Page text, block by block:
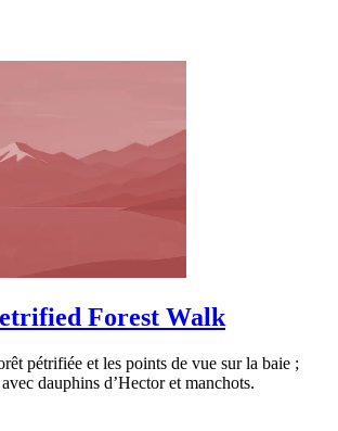
Forest Walk
pétrifiée et les points de vue sur la baie ;
dauphins d’Hector et manchots.